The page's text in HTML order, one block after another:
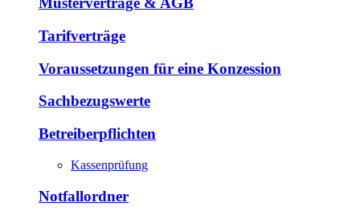
Tarifverträge
Voraussetzungen für eine Konzession
Sachbezugswerte
Betreiberpflichten
Kassenprüfung
Notfallordner